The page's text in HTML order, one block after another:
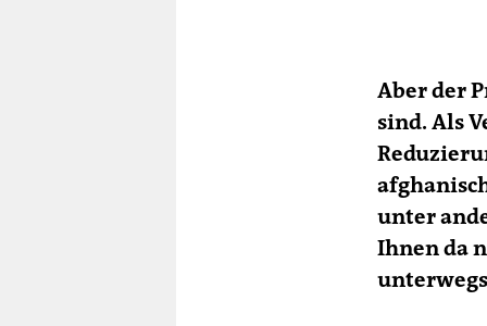
Aber der
sind. Als
unter
Ihnen da